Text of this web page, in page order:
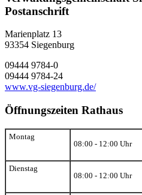
Postanschrift
Marienplatz 13
93354 Siegenburg
09444 9784-0
09444 9784-24
www.vg-siegenburg.de/
Öffnungszeiten Rathaus
Montag
08:00 - 12:00 Uhr
Dienstag
08:00 - 12:00 Uhr